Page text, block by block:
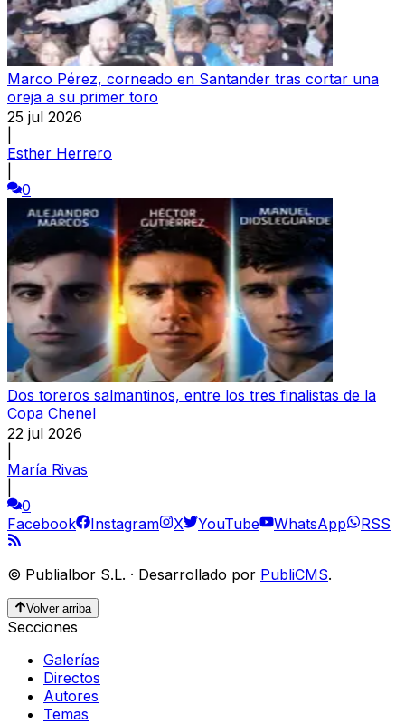
Marco Pérez, corneado en Santander tras cortar una
oreja a su primer toro
25 jul 2026
Esther Herrero
0
Dos toreros salmantinos, entre los tres finalistas de la
Copa Chenel
22 jul 2026
María Rivas
0
Facebook
Instagram X YouTube WhatsApp RSS
© Publialbor S.L. · Desarrollado por PubliCMS.
Volver arriba
Secciones
Galerías
Directos
Autores
Temas